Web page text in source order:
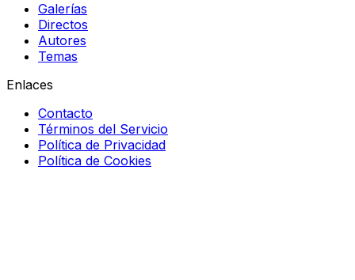
Galerías
Directos
Autores
Temas
Enlaces
Contacto
Términos del Servicio
Política de Privacidad
Política de Cookies